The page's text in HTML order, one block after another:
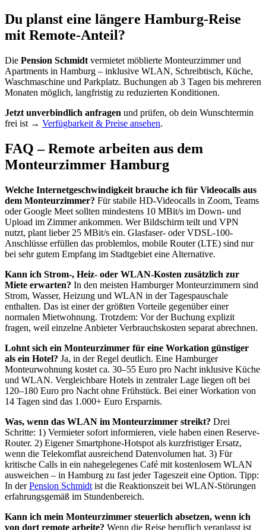
Du planst eine längere Hamburg-Reise
mit Remote-Anteil?
Die Pension Schmidt vermietet möblierte Monteurzimmer und
Apartments in Hamburg – inklusive WLAN, Schreibtisch, Küche,
Waschmaschine und Parkplatz. Buchungen ab 3 Tagen bis mehreren
Monaten möglich, langfristig zu reduzierten Konditionen.
Jetzt unverbindlich anfragen und prüfen, ob dein Wunschtermin
frei ist → Verfügbarkeit & Preise ansehen.
FAQ – Remote arbeiten aus dem
Monteurzimmer Hamburg
Welche Internetgeschwindigkeit brauche ich für Videocalls aus
dem Monteurzimmer? Für stabile HD-Videocalls in Zoom, Teams
oder Google Meet sollten mindestens 10 MBit/s im Down- und
Upload im Zimmer ankommen. Wer Bildschirm teilt und VPN
nutzt, plant lieber 25 MBit/s ein. Glasfaser- oder VDSL-100-
Anschlüsse erfüllen das problemlos, mobile Router (LTE) sind nur
bei sehr gutem Empfang im Stadtgebiet eine Alternative.
Kann ich Strom-, Heiz- oder WLAN-Kosten zusätzlich zur
Miete erwarten? In den meisten Hamburger Monteurzimmern sind
Strom, Wasser, Heizung und WLAN in der Tagespauschale
enthalten. Das ist einer der größten Vorteile gegenüber einer
normalen Mietwohnung. Trotzdem: Vor der Buchung explizit
fragen, weil einzelne Anbieter Verbrauchskosten separat abrechnen.
Lohnt sich ein Monteurzimmer für eine Workation günstiger
als ein Hotel? Ja, in der Regel deutlich. Eine Hamburger
Monteurwohnung kostet ca. 30–55 Euro pro Nacht inklusive Küche
und WLAN. Vergleichbare Hotels in zentraler Lage liegen oft bei
120–180 Euro pro Nacht ohne Frühstück. Bei einer Workation von
14 Tagen sind das 1.000+ Euro Ersparnis.
Was, wenn das WLAN im Monteurzimmer streikt? Drei
Schritte: 1) Vermieter sofort informieren, viele haben einen Reserve-
Router. 2) Eigener Smartphone-Hotspot als kurzfristiger Ersatz,
wenn die Telekomflat ausreichend Datenvolumen hat. 3) Für
kritische Calls in ein nahegelegenes Café mit kostenlosem WLAN
ausweichen – in Hamburg zu fast jeder Tageszeit eine Option. Tipp:
In derPension Schmidt ist die Reaktionszeit bei WLAN-Störungen
erfahrungsgemäß im Stundenbereich.
Kann ich mein Monteurzimmer steuerlich absetzen, wenn ich
von dort remote arbeite? Wenn die Reise beruflich veranlasst ist